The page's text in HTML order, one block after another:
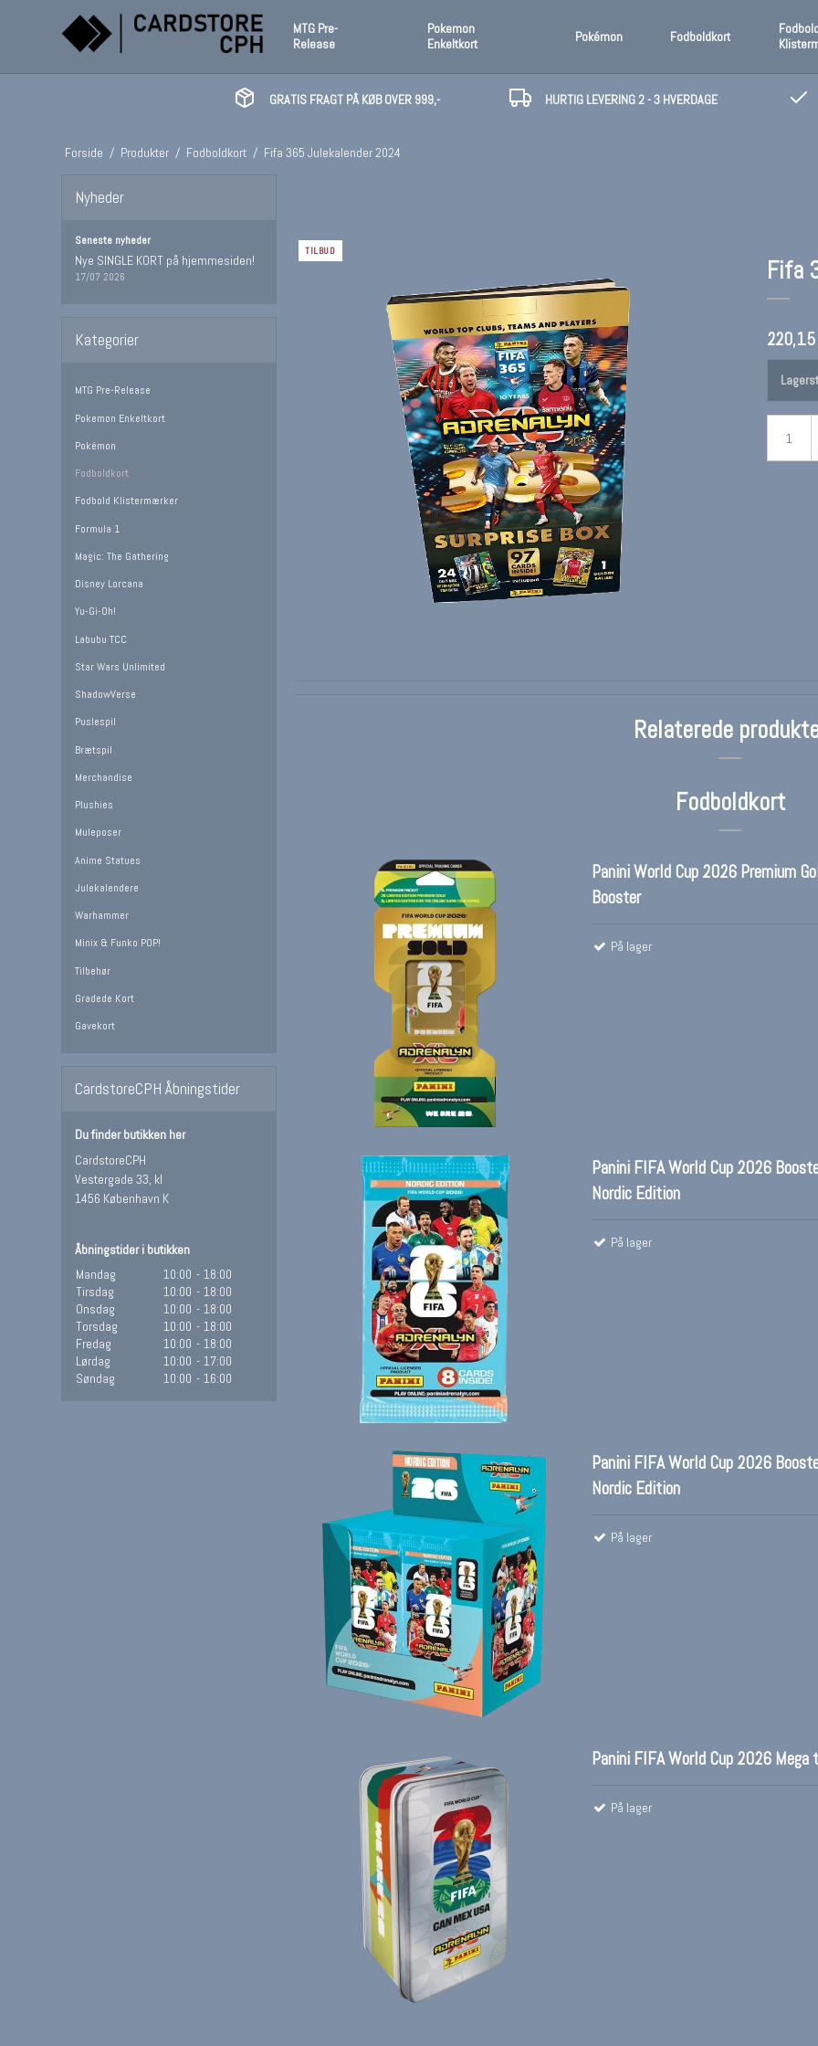
MTG Pre-
Release
Pokemon
Enkeltkort
Pokémon Fodboldkort
GRATIS FRAGT PÅ KØB OVER 999,- HURTIG LEVERING 2 - 3 HVERDAGE
Forside / Produkter / Fodboldkort / Fifa 365 Julekalender 2024
Nyheder
Seneste nyheder
Nye SINGLE KORT på hjemmesiden!
17/07 2026
Kategorier
MTG Pre-Release
Pokemon Enkeltkort
Pokémon
Fodboldkort
Fodbold Klistermærker
Formula 1
Magic: The Gathering
Disney Lorcana
Yu-Gi-Oh!
Labubu TCC
Star Wars Unlimited
ShadowVerse
Puslespil
Brætspil
Merchandise
Plushies
Muleposer
Anime Statues
Julekalendere
Warhammer
Minix & Funko POP!
Tilbehør
Gradede Kort
Gavekort
CardstoreCPH Åbningstider
Du finder butikken her
CardstoreCPH
Vestergade 33, kl
1456 København K
Åbningstider i butikken
Mandag
10:00 - 18:00
Tirsdag
10:00 - 18:00
Onsdag
10:00 - 18:00
Torsdag
10:00 - 18:00
Fredag
10:00 - 18:00
Lørdag
10:00 - 17:00
Søndag
10:00 - 16:00
TILBUD
Fifa
220,15
Relaterede
Fodboldkort
Panini World Cup 2026 Premium
Booster
På lager
Panini FIFA World Cup 2026
Nordic Edition
På lager
Panini FIFA World Cup 2026
Nordic Edition
På lager
Panini FIFA World Cup 2026 Mega
På lager